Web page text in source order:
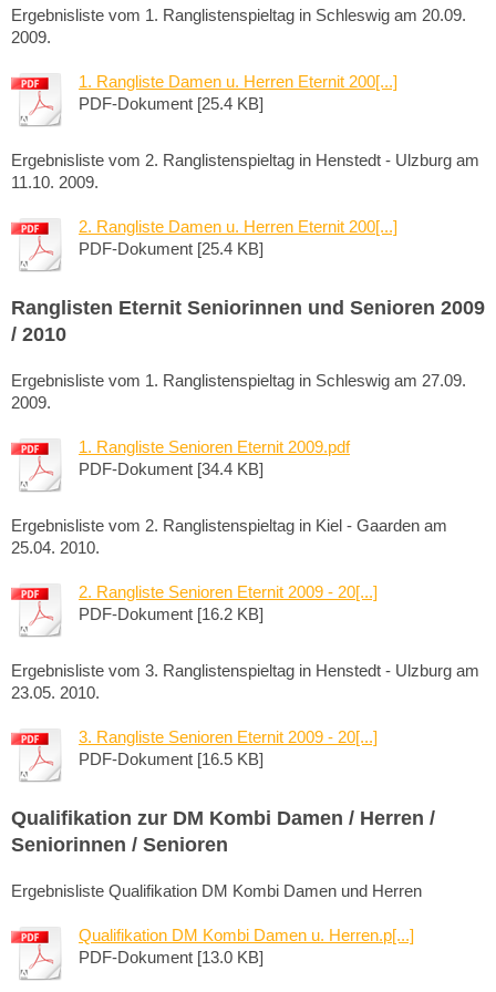
Ergebnisliste vom 1. Ranglistenspieltag in Schleswig am 20.09.
2009.
1. Rangliste Damen u. Herren Eternit 200[...]
PDF-Dokument [25.4 KB]
Ergebnisliste vom 2. Ranglistenspieltag in Henstedt - Ulzburg am
11.10. 2009.
2. Rangliste Damen u. Herren Eternit 200[...]
PDF-Dokument [25.4 KB]
Ranglisten Eternit Seniorinnen und Senioren 2009
/ 2010
Ergebnisliste vom 1. Ranglistenspieltag in Schleswig am 27.09.
2009.
1. Rangliste Senioren Eternit 2009.pdf
PDF-Dokument [34.4 KB]
Ergebnisliste vom 2. Ranglistenspieltag in Kiel - Gaarden am
25.04. 2010.
2. Rangliste Senioren Eternit 2009 - 20[...]
PDF-Dokument [16.2 KB]
Ergebnisliste vom 3. Ranglistenspieltag in Henstedt - Ulzburg am
23.05. 2010.
3. Rangliste Senioren Eternit 2009 - 20[...]
PDF-Dokument [16.5 KB]
Qualifikation zur DM Kombi Damen / Herren /
Seniorinnen / Senioren
Ergebnisliste Qualifikation DM Kombi Damen und Herren
Qualifikation DM Kombi Damen u. Herren.p[...]
PDF-Dokument [13.0 KB]